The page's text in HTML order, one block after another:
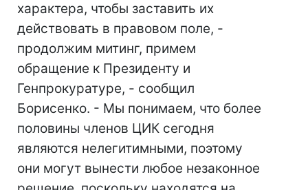
характера, чтобы заставить их
действовать в правовом поле, -
продолжим митинг, примем
обращение к Президенту и
Генпрокуратуре, - сообщил
Борисенко. - Мы понимаем, что более
половины членов ЦИК сегодня
являются нелегитимными, поэтому
они могут вынести любое незаконное